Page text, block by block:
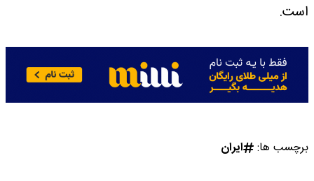
است.
برچسب ها: ایران